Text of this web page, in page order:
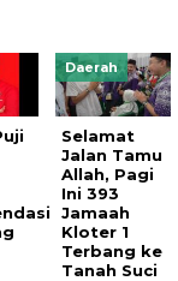
Daerah
Selamat
Jalan Tamu
Allah, Pagi
Ini 393
Jamaah
Kloter 1
Terbang ke
Tanah Suci